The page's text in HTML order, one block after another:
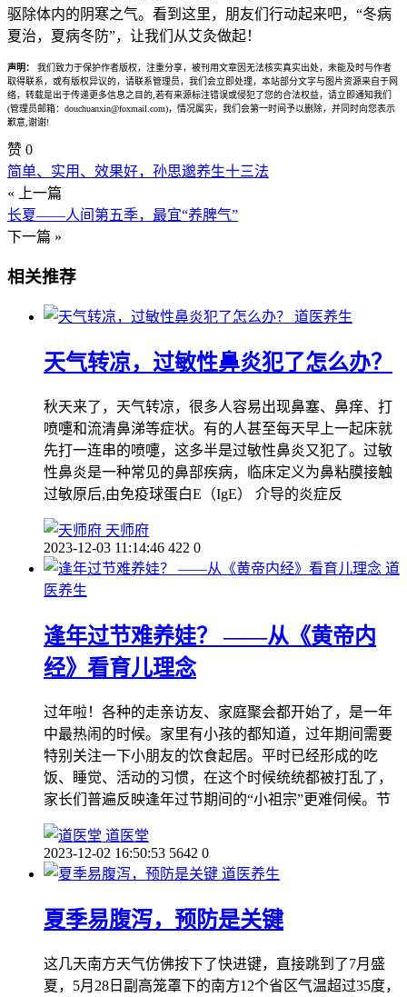
驱除体内的阴寒之气。看到这里，朋友们行动起来吧，“冬病
夏治，夏病冬防”，让我们从艾灸做起！
声明：
我们致力于保护作者版权，注重分享，被刊用文章因无法核实真实出处，未能及时与作者
取得联系，或有版权异议的，请联系管理员，我们会立即处理，本站部分文字与图片资源来自于网
络，转载是出于传递更多信息之目的,若有来源标注错误或侵犯了您的合法权益，请立即通知我们
(管理员邮箱：douchuanxin@foxmail.com)，情况属实，我们会第一时间予以删除，并同时向您表示
歉意,谢谢!
赞 0
简单、实用、效果好，孙思邈养生十三法
« 上一篇
长夏——人间第五季，最宜“养脾气”
下一篇 »
相关推荐
道医养生
天气转凉，过敏性鼻炎犯了怎么办？
秋天来了，天气转凉，很多人容易出现鼻塞、鼻痒、打
喷嚏和流清鼻涕等症状。有的人甚至每天早上一起床就
先打一连串的喷嚏，这多半是过敏性鼻炎又犯了。过敏
性鼻炎是一种常见的鼻部疾病，临床定义为鼻粘膜接触
过敏原后,由免疫球蛋白E（IgE） 介导的炎症反
天师府
2023-12-03 11:14:46 422 0
道
医养生
逢年过节难养娃？ ——从《黄帝内
经》看育儿理念
过年啦！各种的走亲访友、家庭聚会都开始了，是一年
中最热闹的时候。家里有小孩的都知道，过年期间需要
特别关注一下小朋友的饮食起居。平时已经形成的吃
饭、睡觉、活动的习惯，在这个时候统统都被打乱了，
家长们普遍反映逢年过节期间的“小祖宗”更难伺候。节
道医堂
2023-12-02 16:50:53 5642 0
道医养生
夏季易腹泻，预防是关键
这几天南方天气仿佛按下了快进键，直接跳到了7月盛
夏，5月28日副高笼罩下的南方12个省区气温超过35度，